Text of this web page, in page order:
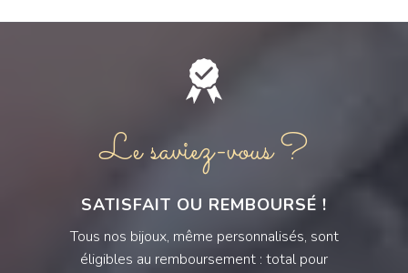
Le saviez-vous ?
SATISFAIT OU REMBOURSÉ !
Tous nos bijoux, même personnalisés, sont
éligibles au remboursement : total pour